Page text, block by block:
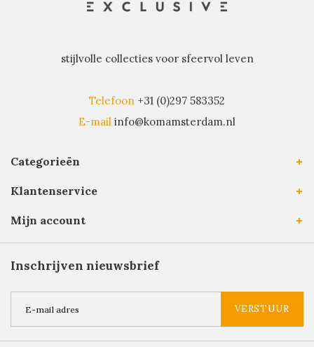
stijlvolle collecties voor sfeervol leven
Telefoon +31 (0)297 583352
E-mail info@komamsterdam.nl
Categorieën
Klantenservice
Mijn account
Inschrijven nieuwsbrief
VERSTUUR